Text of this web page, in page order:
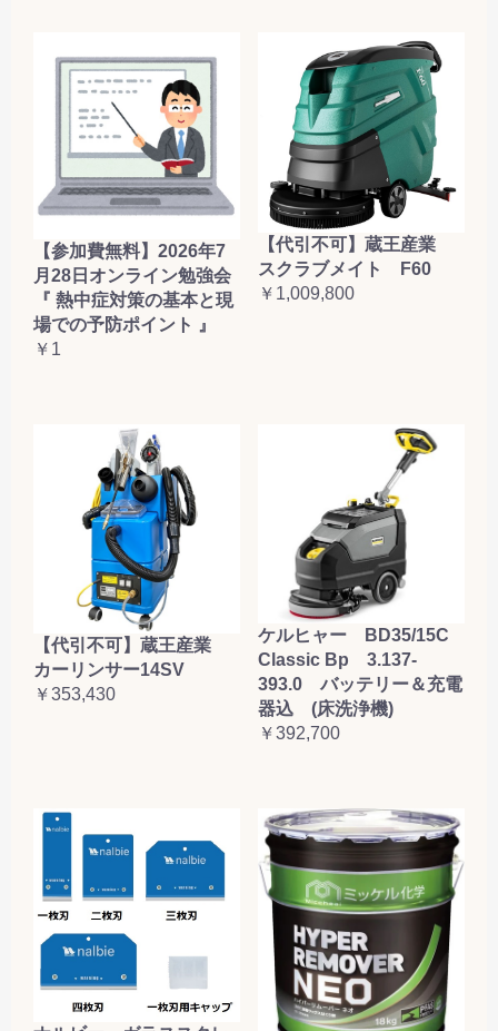
【参加費無料】2026年7
月28日オンライン勉強会
『 熱中症対策の基本と現
場での予防ポイント 』
￥1
【代引不可】蔵王産業
スクラブメイト F60
￥1,009,800
【代引不可】蔵王産業
カーリンサー14SV
￥353,430
ケルヒャー BD35/15C
Classic Bp 3.137-
393.0 バッテリー＆充電
器込 (床洗浄機)
￥392,700